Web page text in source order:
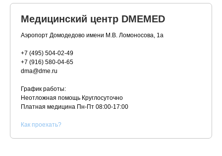
Медицинский центр DMEMED
Аэропорт Домодедово имени М.В. Ломоносова, 1а
+7 (495) 504-02-49
+7 (916) 580-04-65
dma@dme.ru
График работы:
Неотложная помощь Круглосуточно
Платная медицина Пн-Пт 08:00-17:00
Как проехать?